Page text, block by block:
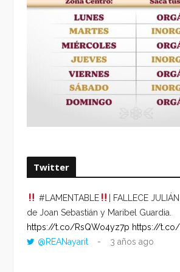
Twitter
#LAMENTABLE
| FALLECE
de Joan Sebastián y Maribel Guardia.
https://t.co/RsQWo4yz7p https://
@REANayarit
3 años ago